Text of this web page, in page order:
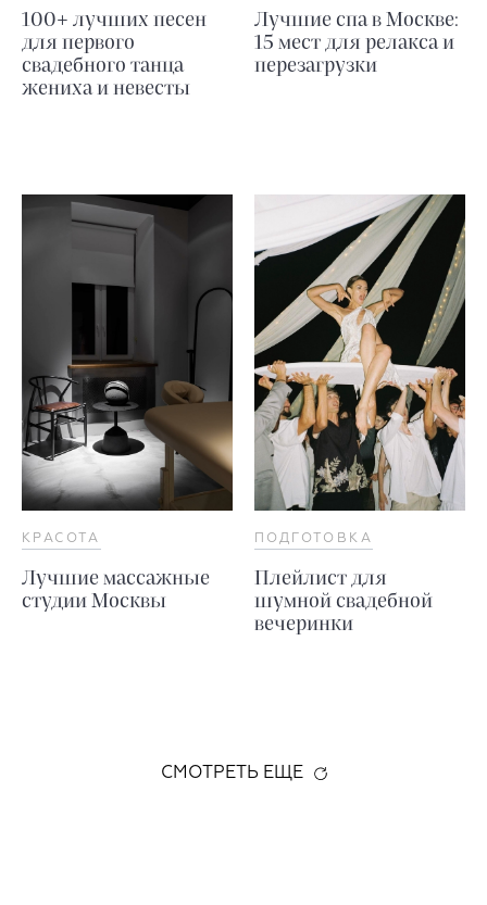
100+ лучших песен
для первого
свадебного танца
жениха и невесты
Лучшие спа в Москве:
15 мест для релакса и
перезагрузки
КРАСОТА
Лучшие массажные
студии Москвы
ПОДГОТОВКА
Плейлист для
шумной свадебной
вечеринки
СМОТРЕТЬ ЕЩЕ